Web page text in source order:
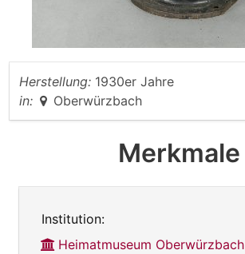
Herstellung: 1930er Jahre
in:
Oberwürzbach
Merkmale
Institution:
Heimatmuseum Oberwürzbach